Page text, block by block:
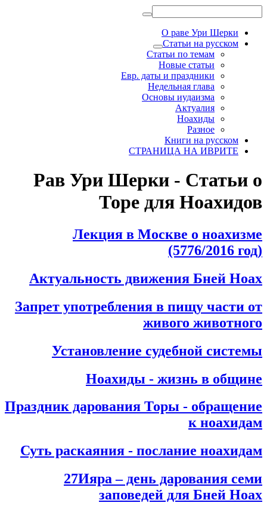
О раве Ури Шерки
Статьи на русском
Статьи по темам
Новые статьи
Евр. даты и праздники
Недельная глава
Основы иудаизма
Актуалия
Ноахиды
Разное
Книги на русском
СТРАНИЦА НА ИВРИТЕ
Рав Ури Шерки - Статьи о
Торе для Ноахидов
Лекция в Москве о ноахизме
(5776/2016 год)
Актуальность движения Бней Ноах
Запрет употребления в пищу части от
живого животного
Установление судебной системы
Ноахиды - жизнь в общине
Праздник дарования Торы - обращение
к ноахидам
Суть раскаяния - послание ноахидам
27Ияра – день дарования семи
заповедей для Бней Ноах